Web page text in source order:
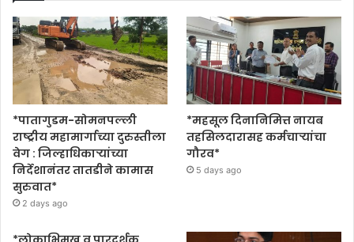
*पातागुडम-सोमनपल्ली
राष्ट्रीय महामार्गाच्या दुरुस्तीला
वेग : जिल्हाधिकाऱ्यांच्या
निर्देशानंतर तातडीने कामास
सुरुवात*
2 days ago
*महसूल दिनानिमित्त नायब
तहसिलदारासह कर्मचाऱ्यांचा
गौरव*
5 days ago